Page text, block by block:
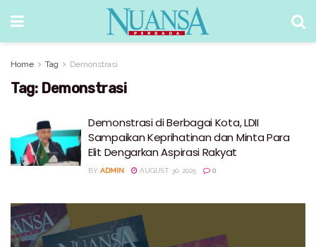
Home Tag Demonstrasi
Tag: Demonstrasi
Demonstrasi di Berbagai Kota, LDII
Sampaikan Keprihatinan dan Minta Para
Elit Dengarkan Aspirasi Rakyat
BY ADMIN AUGUST 30, 2025 0